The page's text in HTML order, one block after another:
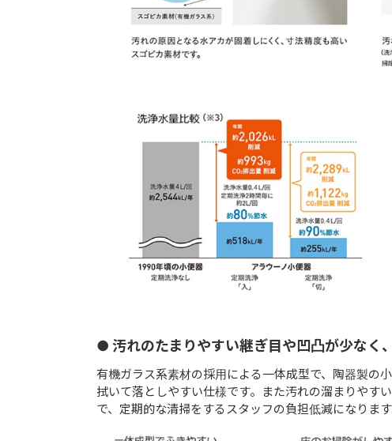
● 汚れのたまりやすい継ぎ目や凹凸が少なく
有機ガラス系素材の採用による一体成型で、陶器製の
拭いて落としやすい仕様です。また汚れの溜まりやす
で、定期的な清掃をするスタッフの負担低減になります